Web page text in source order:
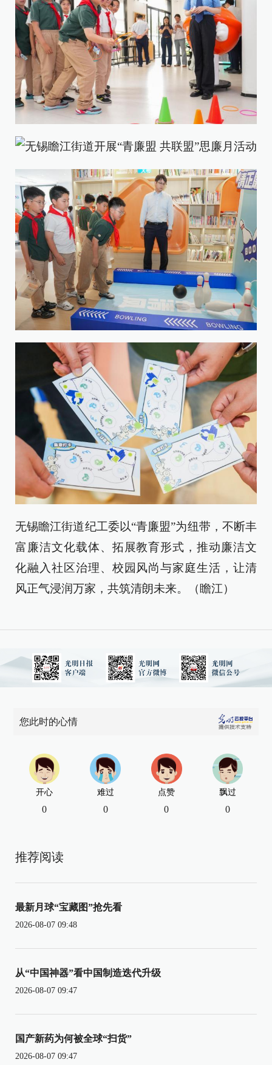
无锡瞻江街道纪工委以“青廉盟”为纽带，不断丰
富廉洁文化载体、拓展教育形式，推动廉洁文
化融入社区治理、校园风尚与家庭生活，让清
风正气浸润万家，共筑清朗未来。（瞻江）
您此时的心情
开心
0
难过
0
点赞
0
飘过
0
推荐阅读
最新月球“宝藏图”抢先看
2026-08-07 09:48
从“中国神器”看中国制造迭代升级
2026-08-07 09:47
国产新药为何被全球“扫货”
2026-08-07 09:47